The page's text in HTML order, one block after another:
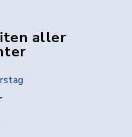
aller